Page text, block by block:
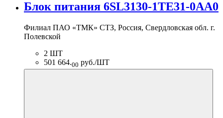
Блок питания 6SL3130-1TE31-0AA0
Филиал ПАО «ТМК» СТЗ, Россия, Свердловская обл. г.
Полевской
2 ШТ
501 664.00 руб./ШТ